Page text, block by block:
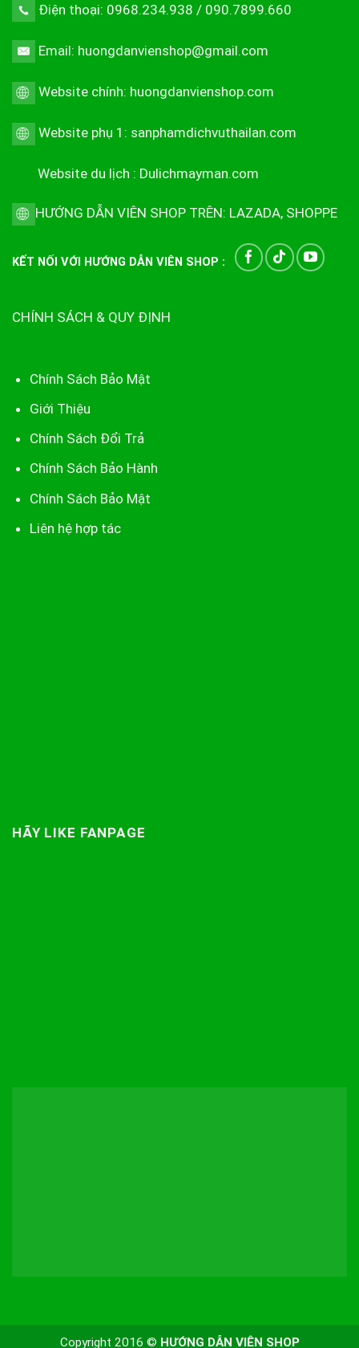
Điện thoại: 0968.234.938 / 090.7899.660
Email: huongdanvienshop@gmail.com
Website chính: huongdanvienshop.com
Website phụ 1: sanphamdichvuthailan.com
Website du lịch : Dulichmayman.com
HƯỚNG DẪN VIÊN SHOP TRÊN: LAZADA, SHOPPE
KẾT NỐI VỚI HƯỚNG DẪN VIÊN SHOP :
CHÍNH SÁCH & QUY ĐỊNH
Chính Sách Bảo Mật
Giới Thiệu
Chính Sách Đổi Trả
Chính Sách Bảo Hành
Chính Sách Bảo Mật
Liên hệ hợp tác
HÃY LIKE FANPAGE
Copyright 2016 © HƯỚNG DẪN VIÊN SHOP